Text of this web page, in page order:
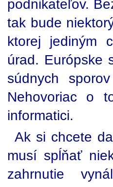
podnikateľov.
tak bude
ktorej jediným
úrad. Európske
súdnych
Nehovoriac o
informatici.
Ak si chcete
musí spĺňať
zahrnutie